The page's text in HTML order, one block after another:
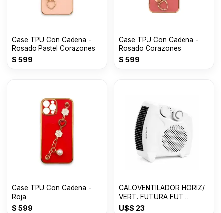
Case TPU Con Cadena -
Rosado Pastel Corazones
$ 599
Case TPU Con Cadena -
Rosado Corazones
$ 599
Case TPU Con Cadena -
Roja
$ 599
CALOVENTILADOR HORIZ/
VERT. FUTURA FUT
CV2003VH
U$S 23